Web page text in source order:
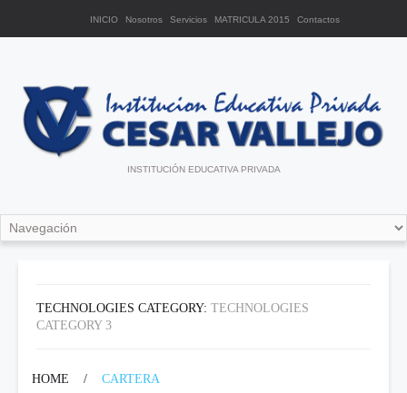
INICIO Nosotros Servicios MATRICULA 2015 Contactos
INSTITUCIÓN EDUCATIVA PRIVADA
TECHNOLOGIES CATEGORY: TECHNOLOGIES
CATEGORY 3
HOME / CARTERA